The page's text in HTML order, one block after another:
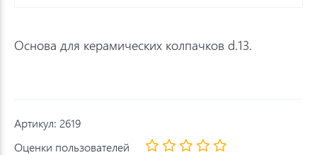
Основа для керамических колпачков d.13.
Артикул: 2619
Оценки пользователей